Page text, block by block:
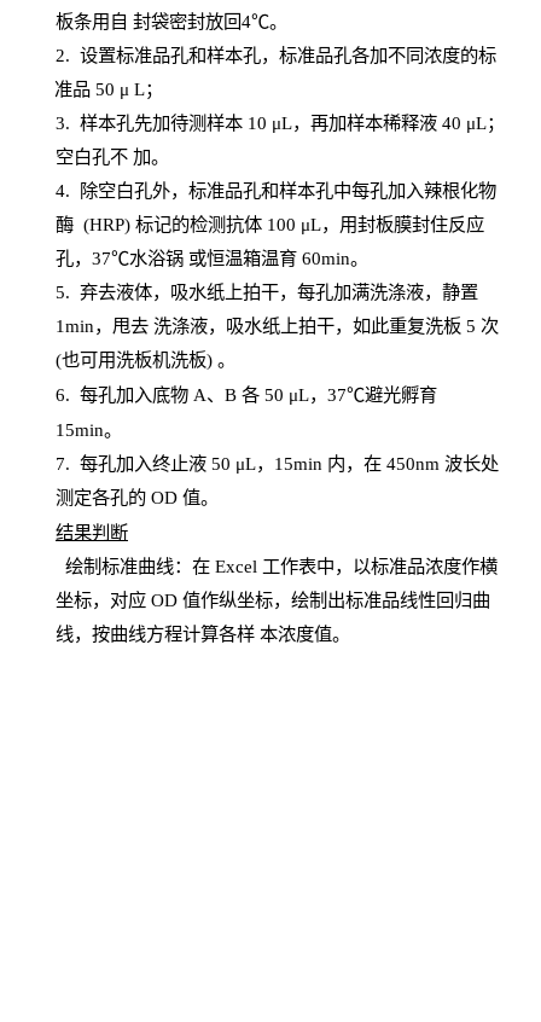
板条用自 封袋密封放回4℃。
2. 设置标准品孔和样本孔，标准品孔各加不同浓度的标
准品 50 μ L；
3. 样本孔先加待测样本 10 μL，再加样本稀释液 40 μL；
空白孔不 加。
4.
除空白孔外，标准品孔和样本孔中每孔加入辣根化物
酶 (HRP) 标记的检测抗体 100 μL，用封板膜封住反应
孔， 37℃水浴锅 或恒温箱温育60min。
5. 弃去液体，吸水纸上拍干，每孔加满洗涤液，静置
1min，甩去 洗涤液，吸水纸上拍干，如此重复洗板 5 次
(也可用洗板机洗板) 。
6. 每孔加入底物A、B 各 50 μL，37℃避光孵育
15min。
7. 每孔加入终止液 50 μL， 15min 内，在450nm 波长处
测定各孔的 OD 值。
结果判断
绘制标准曲线：在 Excel 工作表中，以标准品浓度作横
坐标，对应OD 值作纵坐标，绘制出标准品线性回归曲
线，按曲线方程计算各样 本浓度值。